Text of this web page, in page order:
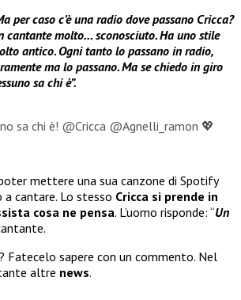
per caso c’è una radio dove passano Cricca?
cantante molto… sconosciuto. Ha uno stile
antico. Ogni tanto lo passano in radio,
ma lo passano. Ma se chiedo in giro
sa chi è”.
sa chi è! @Cricca @Agnelli_ramon 💖
mettere una sua canzone di Spotify
cantare. Lo stesso Cricca si prende in
cosa ne pensa. L’uomo risponde: “Un
? Fatecelo sapere con un commento. Nel
altre news.